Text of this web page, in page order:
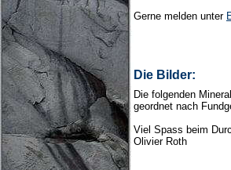
Gerne melden unter
Die Bilder:
Die folgenden
geordnet nach
Viel Spass beim
Olivier Roth